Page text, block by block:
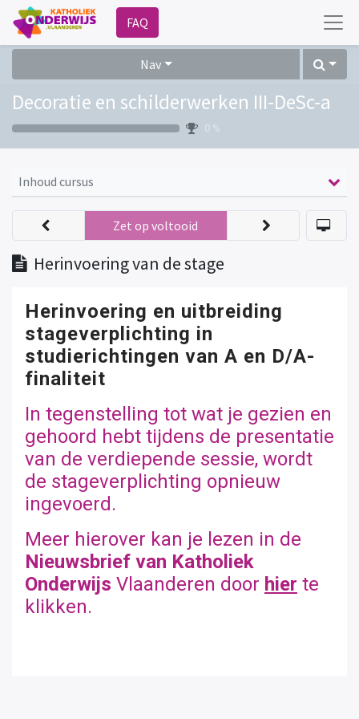
FAQ
Nav
Decoratie en schilderwerken III-DeSc-a
0 %
Inhoud cursus
Herinvoering van de stage
Zet op voltooid
Herinvoering en uitbreiding
stageverplichting in
studierichtingen van A en D/A-
finaliteit
In tegenstelling tot wat je gezien en
gehoord hebt tijdens de presentatie
van de verdiepende sessie, wordt
de stageverplichting opnieuw
ingevoerd.
Meer hierover kan je lezen in de
Nieuwsbrief van Katholiek
Onderwijs Vlaanderen door hier te
klikken.